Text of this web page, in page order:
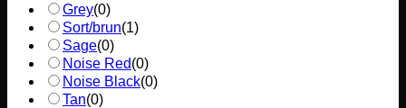
Grey(0)
Sort/brun(1)
Sage(0)
Noise Red(0)
Noise Black(0)
Tan(0)